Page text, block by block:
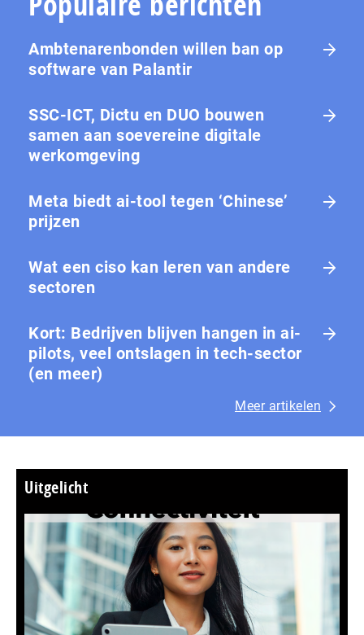
Ambtenarenbonden willen ban op
software van Palantir
SSC-ICT, Dictu en DUO bouwen
samen aan soevereine digitale
werkomgeving
Meta biedt ai-tool tegen ‘Chinese’
prijzen
Wat een ciso kan leren van andere
sectoren
Kort: Bedrijven blijven hangen in ai-
pilots, veel ontslagen in tech-sector
(en meer)
Meer artikelen
Uitgelicht